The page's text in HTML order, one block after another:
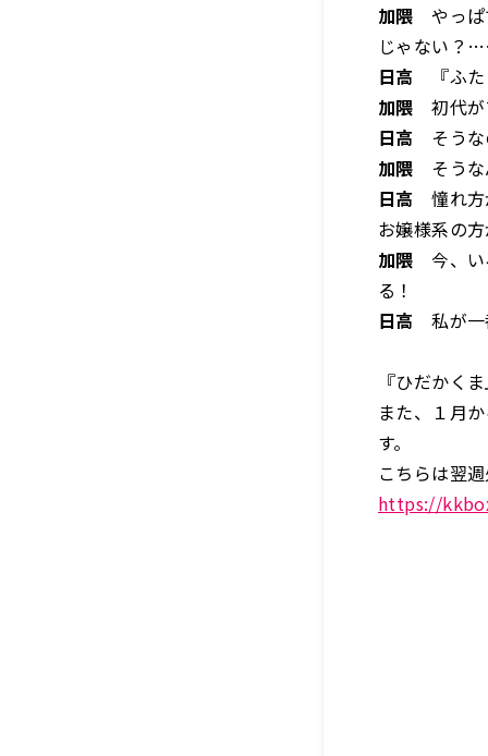
加隈 やっぱ
じゃない？
日高 『ふた
加隈 初代が
日高 そうな
加隈 そう
日高 憧れ方
お嬢様系の
加隈 今、い
る！
日高 私が一
『ひだかく
また、１月
す。
こちらは翌
https://